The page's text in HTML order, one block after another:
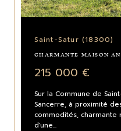
Saint-Satur (18300)
CHARMANTE MAISON
215 000 €
Sur la Commune de
Sancerre, à proximité
commodités, charmante
d'une...